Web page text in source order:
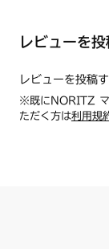
レビューを
レビューを投稿
※既にNORITZ マ
ただく方は利用規